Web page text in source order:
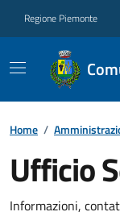
Regione Piemonte
Home /
Ufficio
Informazioni,